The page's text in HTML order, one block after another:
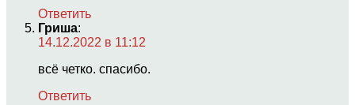
Ответить
Гриша:
14.12.2022 в 11:12
всё четко. спасибо.
Ответить